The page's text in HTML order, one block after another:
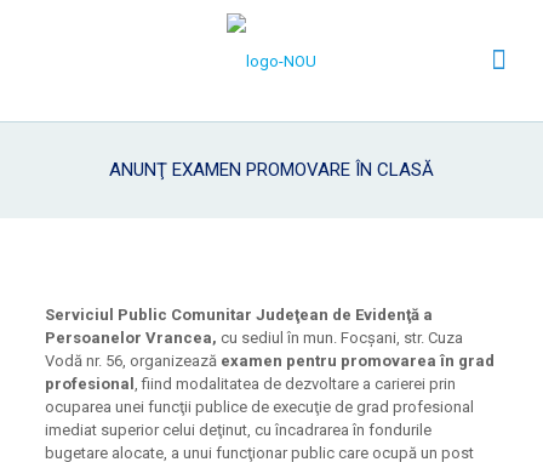
ANUNŢ EXAMEN PROMOVARE ÎN CLASĂ
Serviciul Public Comunitar Judeţean de Evidenţă a
Persoanelor Vrancea,cu sediul în mun. Focşani, str. Cuza
Vodă nr. 56, organizează examen pentru promovarea în grad
profesional, fiind modalitatea de dezvoltare a carierei prin
ocuparea unei funcţii publice de execuţie de grad profesional
imediat superior celui deţinut, cu încadrarea în fondurile
bugetare alocate, a unui funcţionar public care ocupă un post